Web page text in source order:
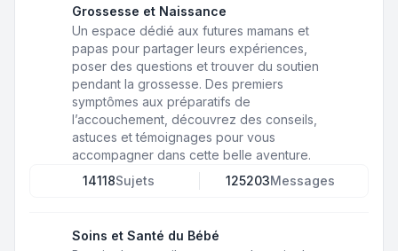
Grossesse et Naissance
Un espace dédié aux futures mamans et
papas pour partager leurs expériences,
poser des questions et trouver du soutien
pendant la grossesse. Des premiers
symptômes aux préparatifs de
l’accouchement, découvrez des conseils,
astuces et témoignages pour vous
accompagner dans cette belle aventure.
14118Sujets 125203Messages
Soins et Santé du Bébé